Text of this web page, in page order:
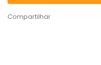
Compartilhar